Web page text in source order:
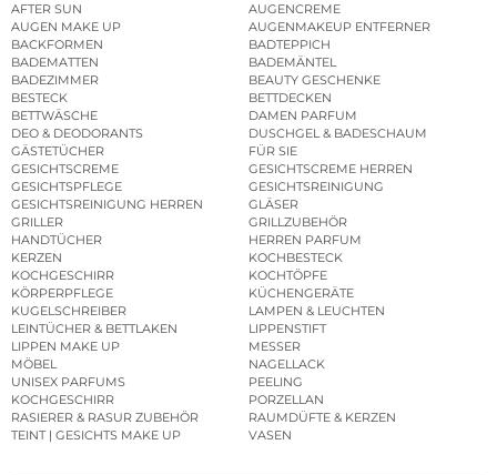
AFTER SUN
AUGENCREME
AUGEN MAKE UP
AUGENMAKEUP ENTFERNER
BACKFORMEN
BADTEPPICH
BADEMATTEN
BADEMÄNTEL
BADEZIMMER
BEAUTY GESCHENKE
BESTECK
BETTDECKEN
BETTWÄSCHE
DAMEN PARFUM
DEO & DEODORANTS
DUSCHGEL & BADESCHAUM
GÄSTETÜCHER
FÜR SIE
GESICHTSCREME
GESICHTSCREME HERREN
GESICHTSPFLEGE
GESICHTSREINIGUNG
GESICHTSREINIGUNG HERREN
GLÄSER
GRILLER
GRILLZUBEHÖR
HANDTÜCHER
HERREN PARFUM
KERZEN
KOCHBESTECK
KOCHGESCHIRR
KOCHTÖPFE
KÖRPERPFLEGE
KÜCHENGERÄTE
KUGELSCHREIBER
LAMPEN & LEUCHTEN
LEINTÜCHER & BETTLAKEN
LIPPENSTIFT
LIPPEN MAKE UP
MESSER
MÖBEL
NAGELLACK
UNISEX PARFUMS
PEELING
KOCHGESCHIRR
PORZELLAN
RASIERER & RASUR ZUBEHÖR
RAUMDÜFTE & KERZEN
TEINT | GESICHTS MAKE UP
VASEN